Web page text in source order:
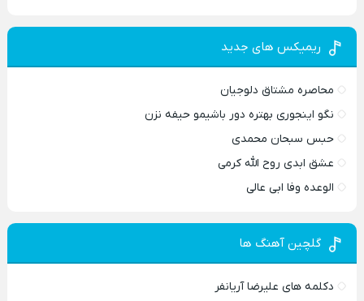
ریمیکس های جدید
محاصره مشتاق دلوجیان
نگو اینجوری بهتره دور باشیمو حیفه نزن
حبس سبحان محمدی
عشق ابدی روح الله کرمی
الوعده وفا ابی عالی
گلچین آهنگ ها
دکلمه های علیرضا آریانفر